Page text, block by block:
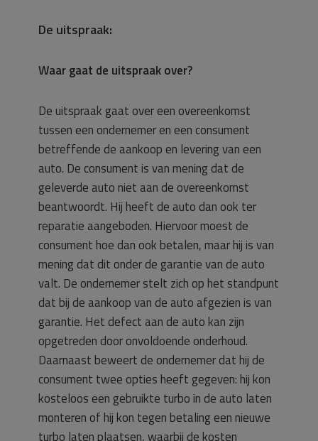
De uitspraak:
Waar gaat de uitspraak over?
De uitspraak gaat over een overeenkomst
tussen een ondernemer en een consument
betreffende de aankoop en levering van een
auto. De consument is van mening dat de
geleverde auto niet aan de overeenkomst
beantwoordt. Hij heeft de auto dan ook ter
reparatie aangeboden. Hiervoor moest de
consument hoe dan ook betalen, maar hij is van
mening dat dit onder de garantie van de auto
valt. De ondernemer stelt zich op het standpunt
dat bij de aankoop van de auto afgezien is van
garantie. Het defect aan de auto kan zijn
opgetreden door onvoldoende onderhoud.
Daarnaast beweert de ondernemer dat hij de
consument twee opties heeft gegeven: hij kon
kosteloos een gebruikte turbo in de auto laten
monteren of hij kon tegen betaling een nieuwe
turbo laten plaatsen, waarbij de kosten